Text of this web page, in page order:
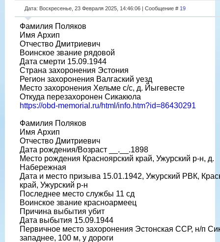
Дата: Воскресенье, 23 Февраля 2025, 14:46:06 | Сообщение # 19
Фамилия Поляков
Имя Архип
Отчество Дмитриевич
Воинское звание рядовой
Дата смерти 15.09.1944
Страна захоронения Эстония
Регион захоронения Валгаский уезд
Место захоронения Хельме с/с, д. Йыгевесте
Откуда перезахоронен Сикакюла
https://obd-memorial.ru/html/info.htm?id=86430291
Фамилия Поляков
Имя Архип
Отчество Дмитриевич
Дата рождения/Возраст __.__.1898
Место рождения Красноярский край, Ужурский р-н, д.
Набережная
Дата и место призыва 15.01.1942, Ужурский РВК,
край, Ужурский р-н
Последнее место службы 11 сд
Воинское звание красноармеец
Причина выбытия убит
Дата выбытия 15.09.1944
Первичное место захоронения Эстонская ССР, н/п
западнее, 100 м, у дороги